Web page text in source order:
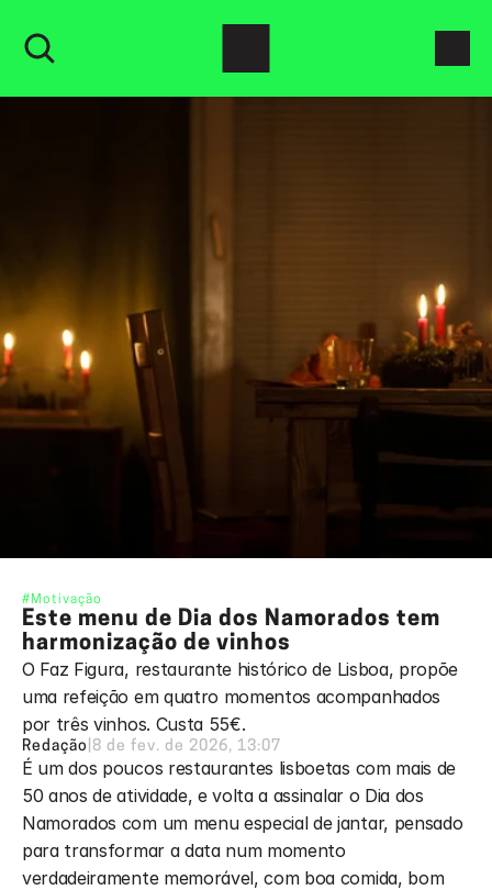
#Motivação
Este menu de Dia dos Namorados tem
harmonização de vinhos
O Faz Figura, restaurante histórico de Lisboa, propõe
uma refeição em quatro momentos acompanhados
por três vinhos. Custa 55€.
Redação 8 de fev. de 2026, 13:07
É um dos poucos restaurantes lisboetas com mais de
50 anos de atividade, e volta a assinalar o Dia dos
Namorados com um menu especial de jantar, pensado
para transformar a data num momento
verdadeiramente memorável, com boa comida, bom